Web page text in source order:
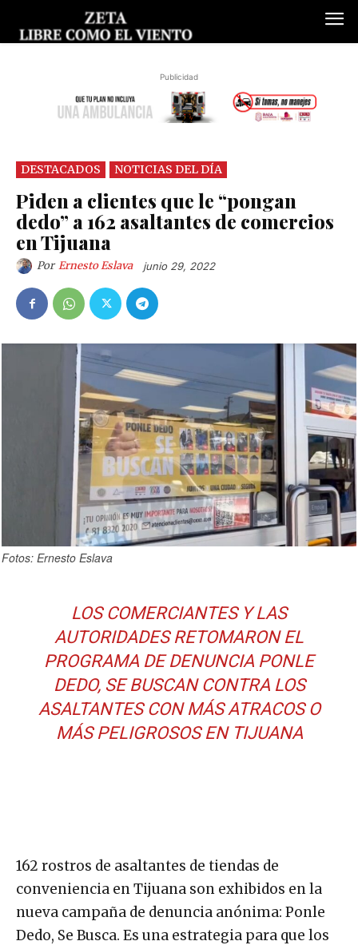
Publicidad
DESTACADOS NOTICIAS DEL DÍA
Piden a clientes que le “pongan
dedo” a 162 asaltantes de comercios
en Tijuana
Por Ernesto Eslava junio 29, 2022
Fotos: Ernesto Eslava
LOS COMERCIANTES Y LAS
AUTORIDADES RETOMARON EL
PROGRAMA DE DENUNCIA PONLE
DEDO, SE BUSCAN CONTRA LOS
ASALTANTES CON MÁS ATRACOS O
MÁS PELIGROSOS EN TIJUANA
162 rostros de asaltantes de tiendas de
conveniencia en Tijuana son exhibidos en la
nueva campaña de denuncia anónima: Ponle
Dedo, Se Busca. Es una estrategia para que los